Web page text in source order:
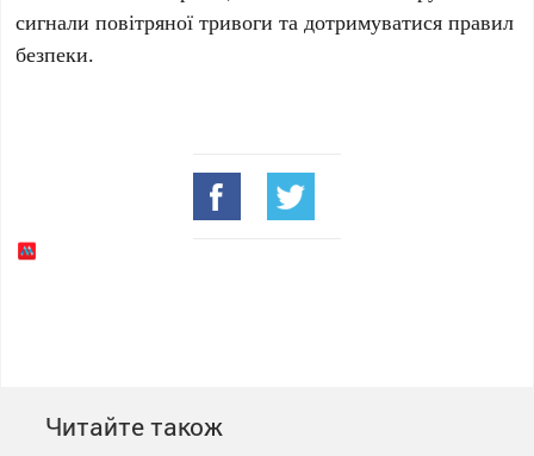
сигнали повітряної тривоги та дотримуватися правил
безпеки.
Читайте також